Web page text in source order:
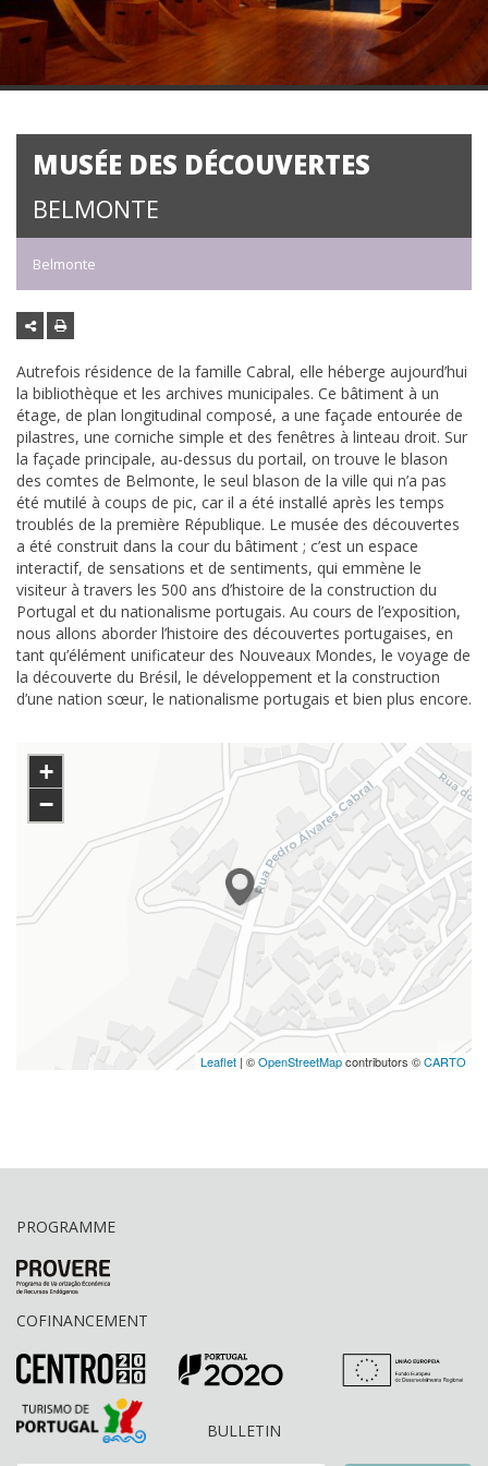
MUSÉE DES DÉCOUVERTES
BELMONTE
Belmonte
Autrefois résidence de la famille Cabral, elle héberge aujourd’hui
la bibliothèque et les archives municipales. Ce bâtiment à un
étage, de plan longitudinal composé, a une façade entourée de
pilastres, une corniche simple et des fenêtres à linteau droit. Sur
la façade principale, au-dessus du portail, on trouve le blason
des comtes de Belmonte, le seul blason de la ville qui n’a pas
été mutilé à coups de pic, car il a été installé après les temps
troublés de la première République. Le musée des découvertes
a été construit dans la cour du bâtiment ; c’est un espace
interactif, de sensations et de sentiments, qui emmène le
visiteur à travers les 500 ans d’histoire de la construction du
Portugal et du nationalisme portugais. Au cours de l’exposition,
nous allons aborder l’histoire des découvertes portugaises, en
tant qu’élément unificateur des Nouveaux Mondes, le voyage de
la découverte du Brésil, le développement et la construction
d’une nation sœur, le nationalisme portugais et bien plus encore.
+
−
Leaflet | ©OpenStreetMapcontributors ©CARTO
PROGRAMME
COFINANCEMENT
BULLETIN